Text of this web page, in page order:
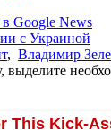
Google News
с Украиной
, Владимир